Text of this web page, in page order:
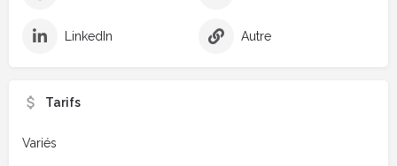
LinkedIn Autre
Tarifs
Variés